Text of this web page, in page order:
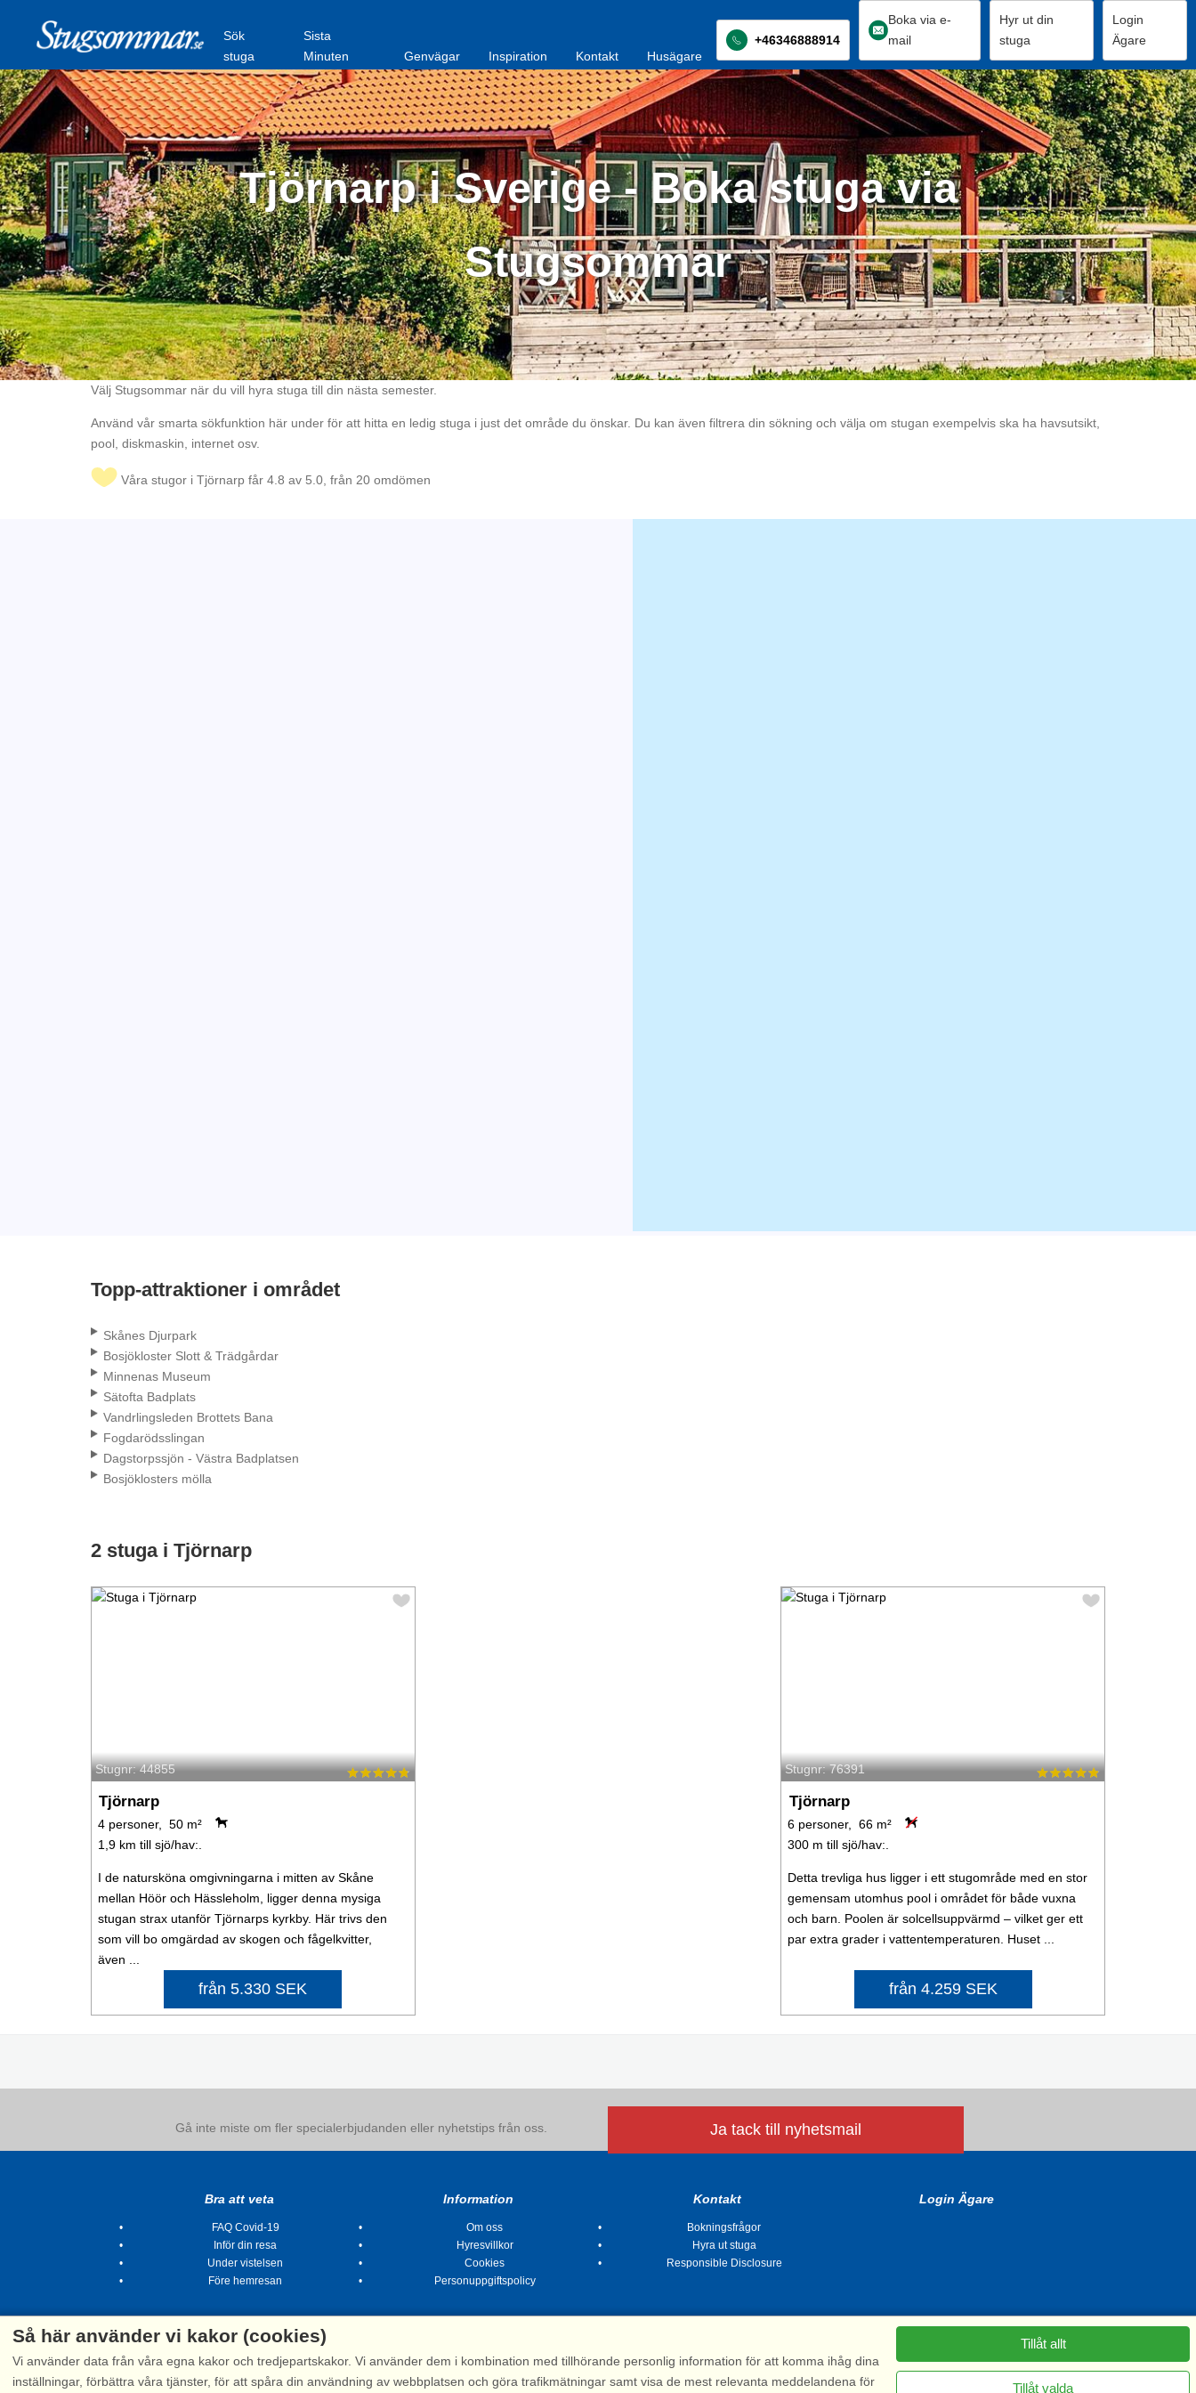
Sök
stuga
Sista
Minuten
Genvägar Inspiration Kontakt Husägare
+46346888914
Boka via e-
mail
Hyr ut din
stuga
Login
Ägare
Tjörnarp i Sverige - Boka stuga via
Stugsommar
Välj Stugsommar när du vill hyra stuga till din nästa semester.
Använd vår smarta sökfunktion här under för att hitta en ledig stuga i just det område du önskar. Du kan även filtrera din sökning och välja om stugan exempelvis ska ha havsutsikt,
pool, diskmaskin, internet osv.
Våra stugor i Tjörnarp får 4.8 av 5.0, från 20 omdömen
Topp-attraktioner i området
Skånes Djurpark
Bosjökloster Slott & Trädgårdar
Minnenas Museum
Sätofta Badplats
Vandrlingsleden Brottets Bana
Fogdarödsslingan
Dagstorpssjön - Västra Badplatsen
Bosjöklosters mölla
2 stuga i Tjörnarp
Stugnr: 44855
Tjörnarp
4 personer, 50 m²
1,9 km till sjö/hav:.
I de natursköna omgivningarna i mitten av Skåne
mellan Höör och Hässleholm, ligger denna mysiga
stugan strax utanför Tjörnarps kyrkby. Här trivs den
som vill bo omgärdad av skogen och fågelkvitter,
även ...
från 5.330 SEK
Stugnr: 76391
Tjörnarp
6 personer, 66 m²
300 m till sjö/hav:.
Detta trevliga hus ligger i ett stugområde med en stor
gemensam utomhus pool i området för både vuxna
och barn. Poolen är solcellsuppvärmd – vilket ger ett
par extra grader i vattentemperaturen. Huset ...
från 4.259 SEK
Gå inte miste om fler specialerbjudanden eller nyhetstips från oss. Ja tack till nyhetsmail
Bra att veta
FAQ Covid-19
Inför din resa
Under vistelsen
Före hemresan
Information
Om oss
Hyresvillkor
Cookies
Personuppgiftspolicy
Kontakt
Bokningsfrågor
Hyra ut stuga
Responsible Disclosure
Login Ägare
Stugsommar |Kvarngatan 2, 311 32 Falkenberg | Sverige
Så här använder vi kakor (cookies)
Vi använder data från våra egna kakor och tredjepartskakor. Vi använder dem i kombination med tillhörande personlig information för att komma ihåg dina
inställningar, förbättra våra tjänster, för att spåra din användning av webbplatsen och göra trafikmätningar samt visa de mest relevanta meddelandena för
Tillåt allt
Tillåt valda